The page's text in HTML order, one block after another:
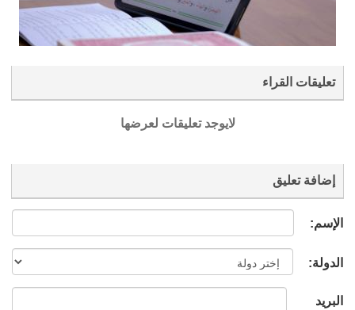
تعليقات القراء
لايوجد تعليقات لعرضها
إضافة تعليق
الإسم:
الدولة:
البريد